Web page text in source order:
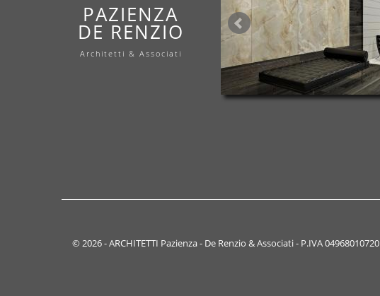
PAZIENZA
DE RENZIO
Architetti & Associati
© 2026 - ARCHITETTI Pazienza - De Renzio & Associati - P.IVA 04968010720